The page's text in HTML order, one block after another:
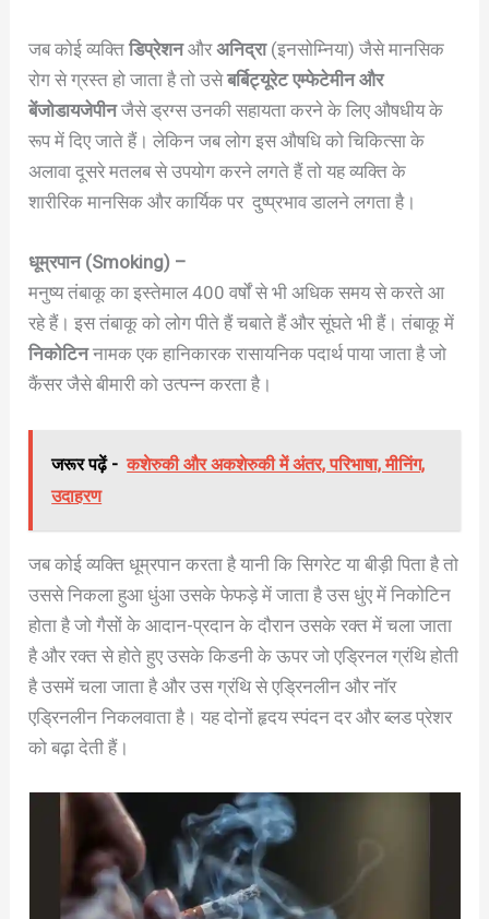
जब कोई व्यक्तिडिप्रेशनऔरअनिद्रा (इनसोम्निया) जैसे मानसिक
रोग से ग्रस्त हो जाता है तो उसेबर्बिट्यूरेट एम्फेटेमीन और
बेंजोडायजेपीनजैसे ड्रग्स उनकी सहायता करने के लिए औषधीय के
रूप में दिए जाते हैं। लेकिन जब लोग इस औषधि को चिकित्सा के
अलावा दूसरे मतलब से उपयोग करने लगते हैं तो यह व्यक्ति के
शारीरिक मानसिक और कार्यिक पर दुष्प्रभाव डालने लगता है।
धूम्रपान (Smoking) –
मनुष्य तंबाकू का इस्तेमाल 400 वर्षों से भी अधिक समय से करते आ
रहे हैं। इस तंबाकू को लोग पीते हैं चबाते हैं और सूंघते भी हैं। तंबाकू में
निकोटिननामक एक हानिकारक रासायनिक पदार्थ पाया जाता है जो
कैंसर जैसे बीमारी को उत्पन्न करता है।
जरूर पढ़ें - कशेरुकी और अकशेरुकी में अंतर, परिभाषा, मीनिंग,
उदाहरण
जब कोई व्यक्ति धूम्रपान करता है यानी कि सिगरेट या बीड़ी पिता है तो
उससे निकला हुआ धुंआ उसके फेफड़े में जाता है उस धुंए में निकोटिन
होता है जो गैसों के आदान-प्रदान के दौरान उसके रक्त में चला जाता
है और रक्त से होते हुए उसके किडनी के ऊपर जो एड्रिनल ग्रंथि होती
है उसमें चला जाता है और उस ग्रंथि से एड्रिनलीन और नॉर
एड्रिनलीन निकलवाता है। यह दोनों हृदय स्पंदन दर और ब्लड प्रेशर
को बढ़ा देती हैं।